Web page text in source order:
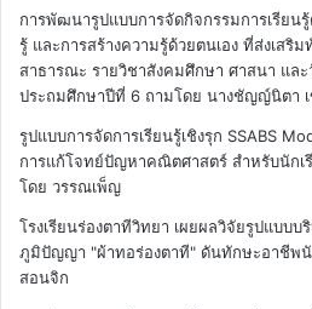
การพัฒนารูปแบบการจัดกิจกรรมการเรียน
รู้ และการสร้างความรู้ด้วยตนเอง ที่ส่งเสริ
สาธารณะ รายวิชาสังคมศึกษา ศาสนา แล
ประถมศึกษาปีที่ 6 ถามโดย นางชัญญ์นิตา เ
รูปแบบการจัดการเรียนรู้เชิงรุก SSABS
การแก้โจทย์ปัญหาคณิตศาสตร์ สำหรับนัก
โดย วรรณเพ็ญ
โรงเรียนร่องตาทีวิทยา เผยผลวิจัยรูปแบบ
ภูมิปัญญา "ผ้าทอร่องตาที" ดันทักษะอาชีพนั
สอนจิก